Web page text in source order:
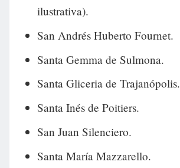
ilustrativa).
San Andrés Huberto Fournet.
Santa Gemma de Sulmona.
Santa Gliceria de Trajanópolis.
Santa Inés de Poitiers.
San Juan Silenciero.
Santa María Mazzarello.